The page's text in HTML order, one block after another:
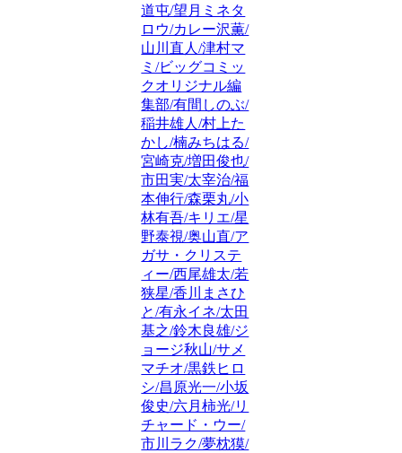
道屯/望月ミネタ
ロウ/カレー沢薫/
山川直人/津村マ
ミ/ビッグコミッ
クオリジナル編
集部/有間しのぶ/
稲井雄人/村上た
かし/楠みちはる/
宮崎克/増田俊也/
市田実/太宰治/福
本伸行/森栗丸/小
林有吾/キリエ/星
野泰視/奥山直/ア
ガサ・クリステ
ィー/西尾雄太/若
狭星/香川まさひ
と/有永イネ/太田
基之/鈴木良雄/ジ
ョージ秋山/サメ
マチオ/黒鉄ヒロ
シ/昌原光一/小坂
俊史/六月柿光/リ
チャード・ウー/
市川ラク/夢枕獏/